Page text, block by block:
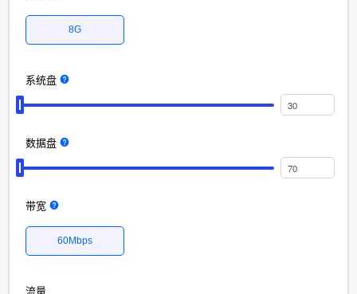
8G
系统盘
数据盘
带宽
60Mbps
流量